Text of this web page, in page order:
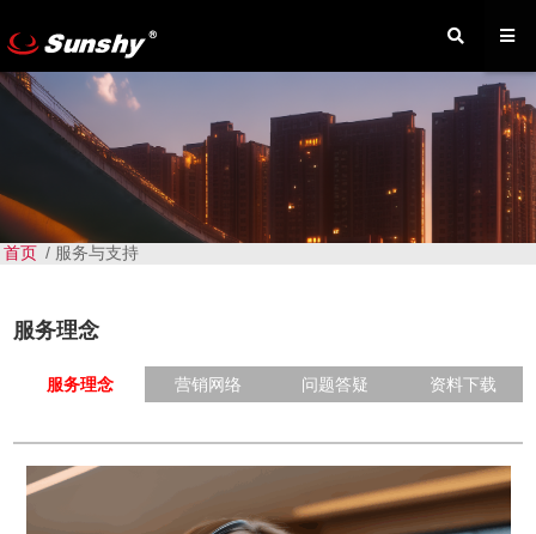
首页 / 服务与支持
服务理念
服务理念 营销网络 问题答疑 资料下载